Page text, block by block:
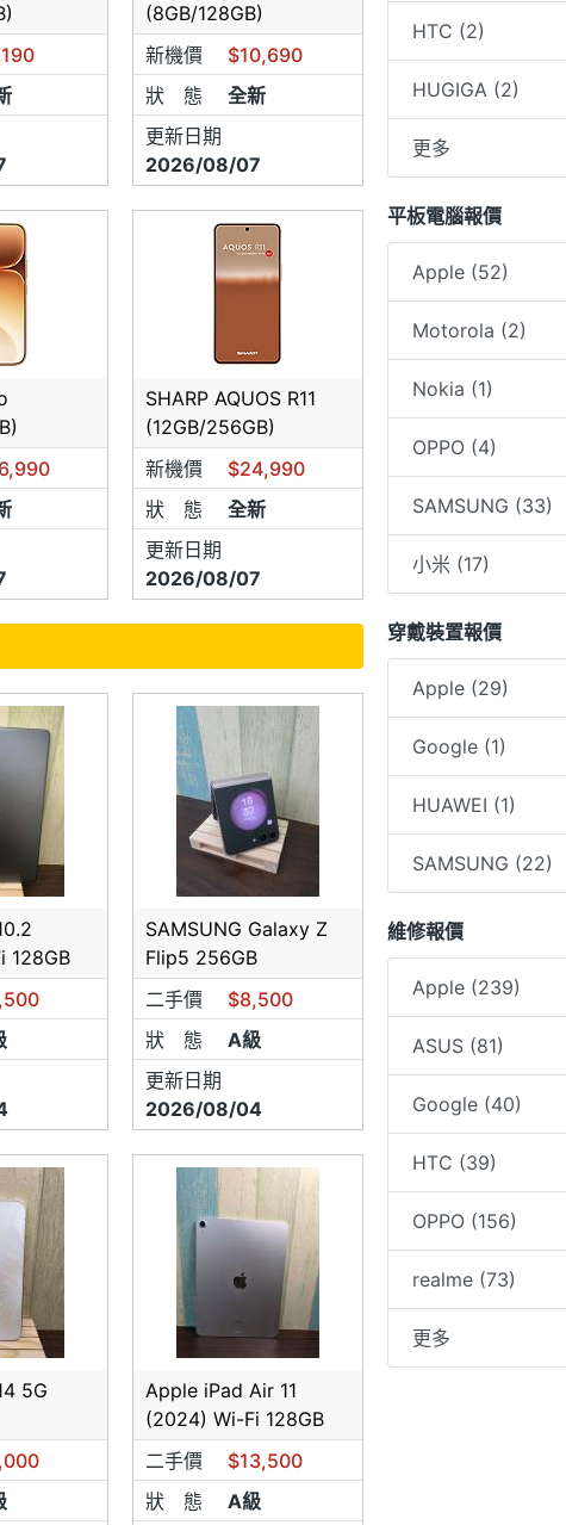
上網訊號/收訊後、如至門市辦理表示
在地收訊問題、如遇上網/收訊問題需自行
王網友身分、若未告知均以現場報價為準
7日內新品換貨原則、如不同意請勿前
若要含稅開發票為報價5%，本店無刷
辦日詢問及標題為準，無事後要求退差
特種買賣(如電視/網路購物…)販售型態！
，一經售出，恕不退換貨及換色。
出廠時所公告為主。
聯強、神腦、震旦、全虹、東訊等各大
非來路不明的水貨或贓機，可以安心購
換貨將以中古價回收！！
體升級。
入水受潮…等等)。
採用維修方式處理)。
方式處理
否更換，每間代理商的更換良品速度及天
場換貨及代用手機，造成不便之處請見
貨~所有更換需自行至各大電信業者更
不提供7日新品換貨及7日鑑賞期~
內新品不良整盒換新~保固內均為一支換
(8GB/128GB)
新機價
$10,690
狀 態
全新
更新日期
2026/08/07
SHARP AQUOS R11
(12GB/256GB)
新機價
$24,990
狀 態
全新
更新日期
2026/08/07
128GB
SAMSUNG Galaxy Z
Flip5 256GB
二手價
$8,500
狀 態
A級
更新日期
2026/08/04
5G
Apple iPad Air 11
(2024) Wi-Fi 128GB
二手價
$13,500
狀 態
A級
HTC (2)
HUGIGA (2)
更多
平板電腦報價
Apple (52)
Motorola (2)
Nokia (1)
OPPO (4)
SAMSUNG (33)
小米 (17)
穿戴裝置報價
Apple (29)
Google (1)
HUAWEI (1)
SAMSUNG (22)
維修報價
Apple (239)
ASUS (81)
Google (40)
HTC (39)
OPPO (156)
realme (73)
更多